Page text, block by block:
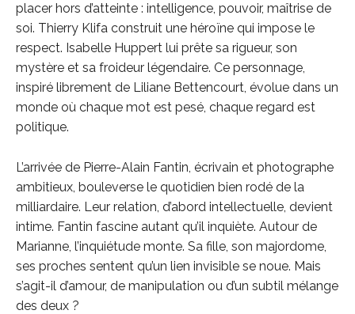
placer hors d’atteinte : intelligence, pouvoir, maîtrise de
soi. Thierry Klifa construit une héroïne qui impose le
respect. Isabelle Huppert lui prête sa rigueur, son
mystère et sa froideur légendaire. Ce personnage,
inspiré librement de Liliane Bettencourt, évolue dans un
monde où chaque mot est pesé, chaque regard est
politique.
L’arrivée de Pierre-Alain Fantin, écrivain et photographe
ambitieux, bouleverse le quotidien bien rodé de la
milliardaire. Leur relation, d’abord intellectuelle, devient
intime. Fantin fascine autant qu’il inquiète. Autour de
Marianne, l’inquiétude monte. Sa fille, son majordome,
ses proches sentent qu’un lien invisible se noue. Mais
s’agit-il d’amour, de manipulation ou d’un subtil mélange
des deux ?